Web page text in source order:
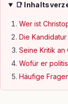
📑
Wer ist
Die
Seine Kritik an
Wofür er
Häufige